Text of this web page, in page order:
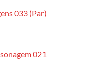
033 (Par)
021